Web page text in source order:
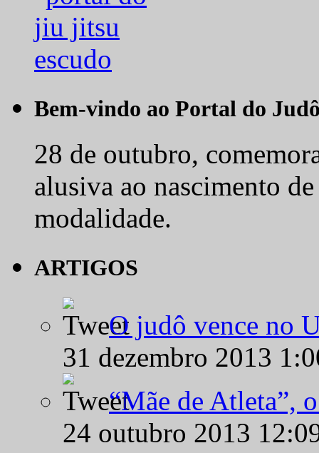
Bem-vindo ao Portal do
28 de outubro,
alusiva ao nascimento
modalidade.
ARTIGOS
O judô vence no
31 dezembro 2013
“Mãe de Atleta”,
24 outubro 2013